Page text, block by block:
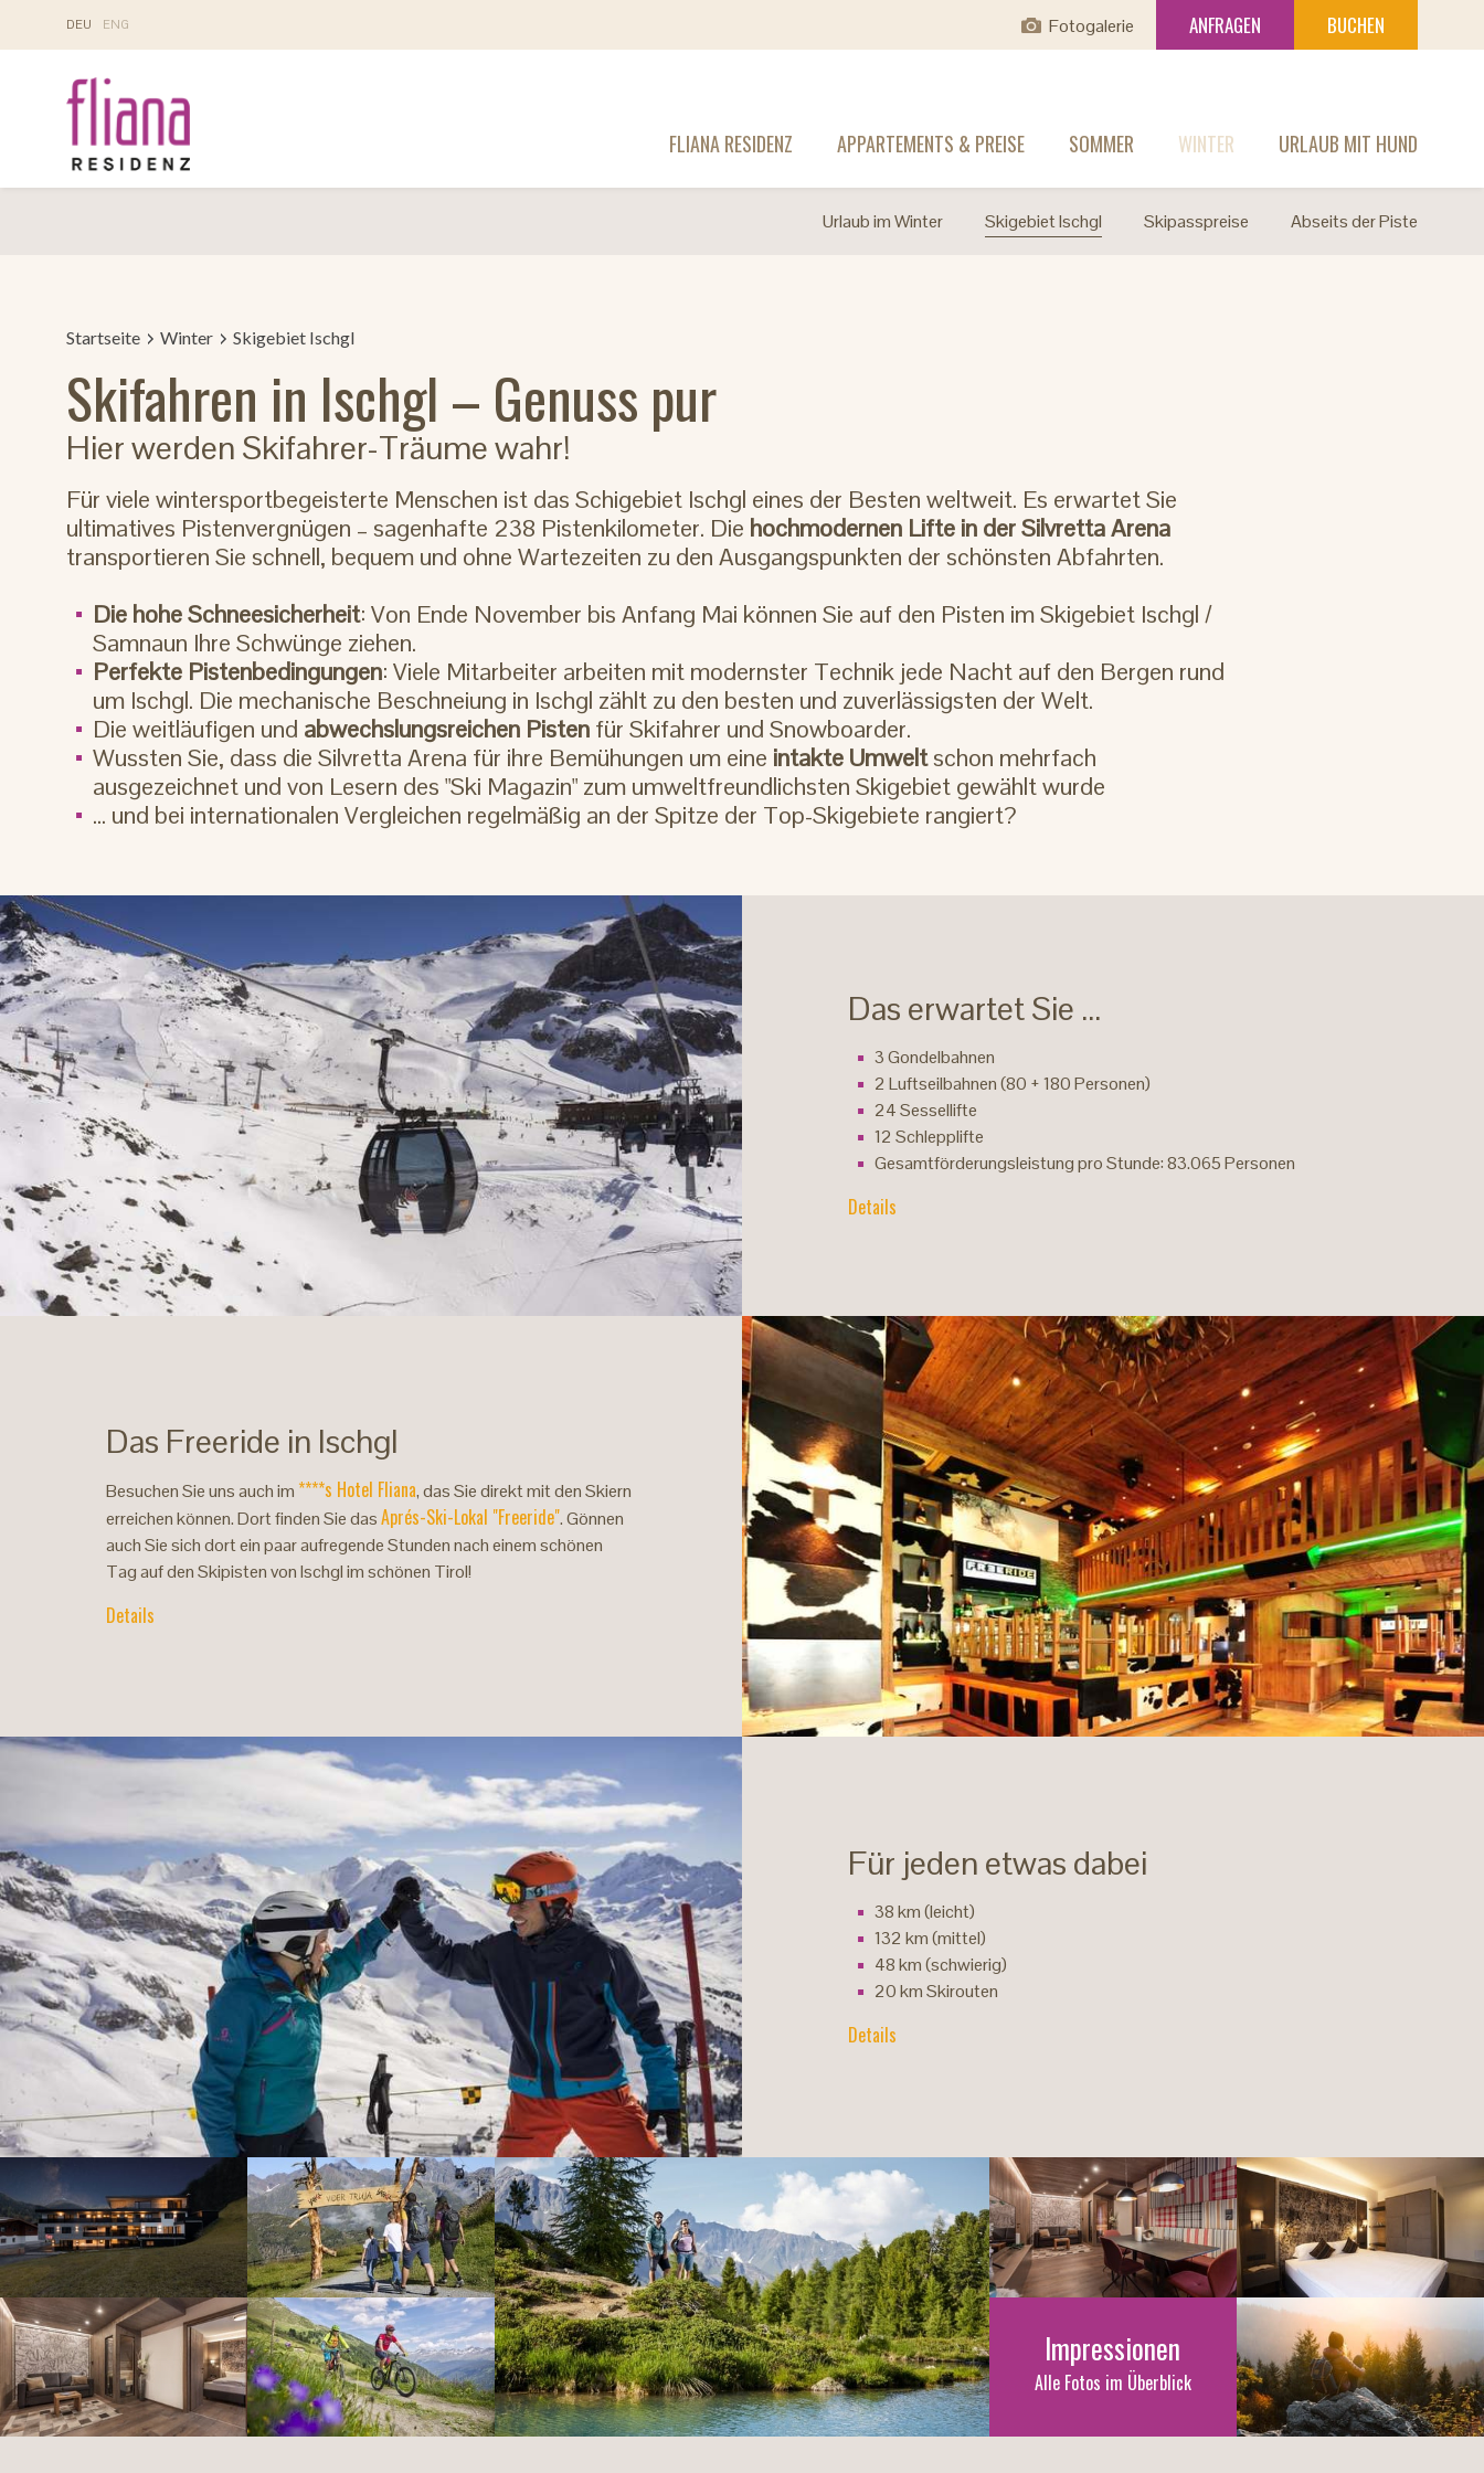
DEU ENG ANFRAGEN BUCHEN
Fotogalerie
FLIANA RESIDENZ APPARTEMENTS & PREISE SOMMER WINTER URLAUB MIT HUND
Urlaub im Winter Skigebiet Ischgl Skipasspreise Abseits der Piste
Startseite Winter Skigebiet Ischgl
Skifahren in Ischgl – Genuss pur
Hier werden Skifahrer-Träume wahr!
Für viele wintersportbegeisterte Menschen ist das Schigebiet Ischgl eines der Besten weltweit. Es erwartet Sie
ultimatives Pistenvergnügen – sagenhafte 238 Pistenkilometer. Die hochmodernen Lifte in der Silvretta Arena
transportieren Sie schnell, bequem und ohne Wartezeiten zu den Ausgangspunkten der schönsten Abfahrten.
Die hohe Schneesicherheit: Von Ende November bis Anfang Mai können Sie auf den Pisten im Skigebiet Ischgl /
Samnaun Ihre Schwünge ziehen.
Perfekte Pistenbedingungen: Viele Mitarbeiter arbeiten mit modernster Technik jede Nacht auf den Bergen rund
um Ischgl. Die mechanische Beschneiung in Ischgl zählt zu den besten und zuverlässigsten der Welt.
Die weitläufigen und abwechslungsreichen Pisten für Skifahrer und Snowboarder.
Wussten Sie, dass die Silvretta Arena für ihre Bemühungen um eine intakte Umweltschon mehrfach
ausgezeichnet und von Lesern des "Ski Magazin" zum umweltfreundlichsten Skigebiet gewählt wurde
... und bei internationalen Vergleichen regelmäßig an der Spitze der Top-Skigebiete rangiert?
Das erwartet Sie ...
3 Gondelbahnen
2 Luftseilbahnen (80 + 180 Personen)
24 Sessellifte
12 Schlepplifte
Gesamtförderungsleistung pro Stunde: 83.065 Personen
Details
Das Freeride in Ischgl
Besuchen Sie uns auch im ****s Hotel Fliana, das Sie direkt mit den Skiern
erreichen können. Dort finden Sie dasAprés-Ski-Lokal "Freeride". Gönnen
auch Sie sich dort ein paar aufregende Stunden nach einem schönen
Tag auf den Skipisten von Ischgl im schönen Tirol!
Details
Für jeden etwas dabei
38 km (leicht)
132 km (mittel)
48 km (schwierig)
20 km Skirouten
Details
Impressionen
Alle Fotos im Überblick